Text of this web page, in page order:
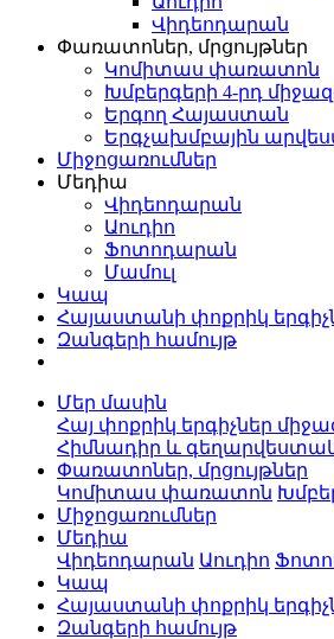
Վիդեոդարան
Փառատոներ, մրցույթներ
Կոմիտաս փառատոն
Խմբերգերի 4-րդ
Երգող Հայաստան
Երգչախմբային
Միջոցառումներ
Մեդիա
Վիդեոդարան
Աուդիո
Ֆոտոդարան
Մամուլ
Կապ
Հայաստանի փոքրիկ
Զանգերի համույթ
Մեր մասին
Հայ փոքրիկ երգիչներ
Հիմնադիր և
Փառատոներ, մրցույթներ
Կոմիտաս փառատոն
Միջոցառումներ
Մեդիա
Վիդեոդարան Աուդիո
Կապ
Հայաստանի փոքրիկ
Զանգերի համույթ